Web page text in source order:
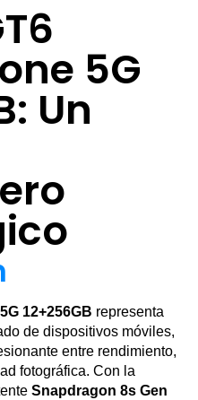
5G
Un
12+256GB representa
de dispositivos móviles,
entre rendimiento,
fotográfica. Con la
Snapdragon 8s Gen